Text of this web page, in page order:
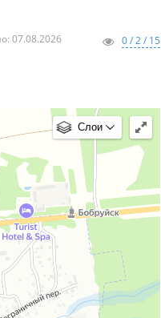
07.08.2026 0 / 2 / 15
Слои